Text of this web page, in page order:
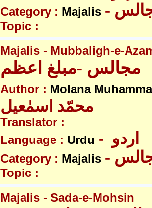
Category : Majalis
Topic :
Majalis - Mubbaligh-e-
Author : Molana
محمّد اسمٰعیل
Translator :
Language : Urdu
Category : Majalis
Topic :
Majalis - Sada-e-Mohsin